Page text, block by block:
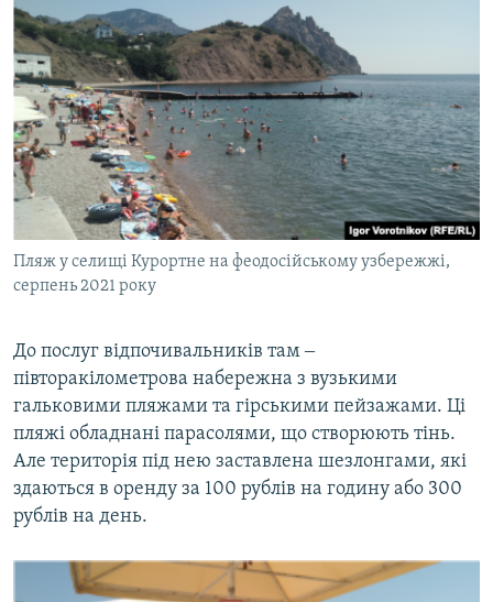
Пляж у селищі Курортне на феодосійському узбережжі,
серпень 2021 року
До послуг відпочивальників там ‒
півторакілометрова набережна з вузькими
гальковими пляжами та гірськими пейзажами. Ці
пляжі обладнані парасолями, що створюють тінь.
Але територія під нею заставлена шезлонгами, які
здаються в оренду за 100 рублів на годину або 300
рублів на день.